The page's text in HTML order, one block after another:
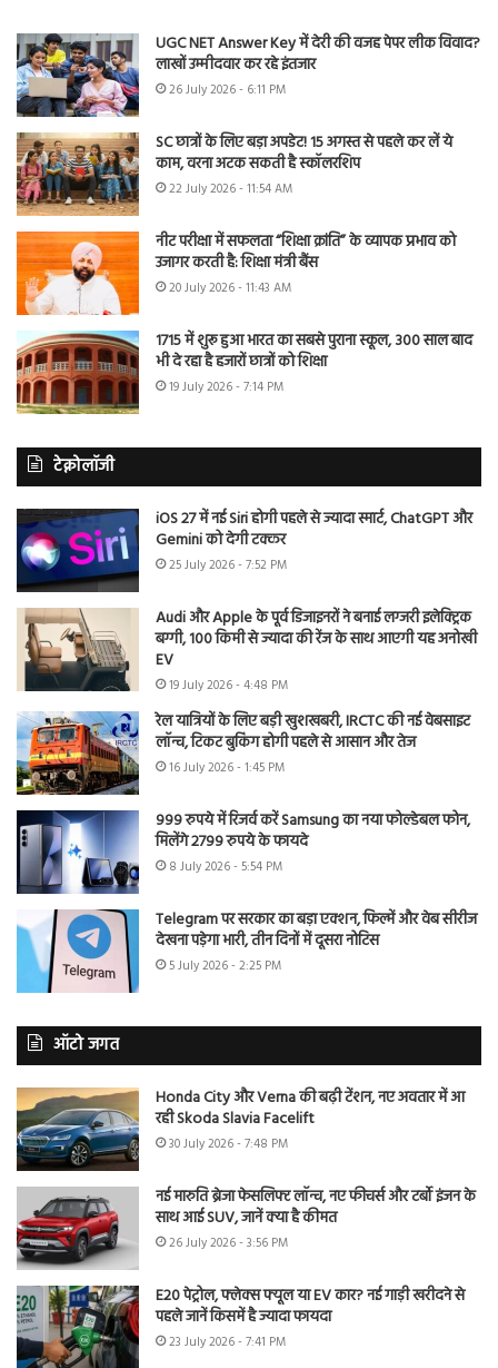
UGC NET Answer Key में देरी की वजह पेपर लीक विवाद?
लाखों उम्मीदवार कर रहे इंतजार
26 July 2026 - 6:11 PM
SC छात्रों के लिए बड़ा अपडेट! 15 अगस्त से पहले कर लें ये
काम, वरना अटक सकती है स्कॉलरशिप
22 July 2026 - 11:54 AM
नीट परीक्षा में सफलता “शिक्षा क्रांति” के व्यापक प्रभाव को
उजागर करती है: शिक्षा मंत्री बैंस
20 July 2026 - 11:43 AM
1715 में शुरू हुआ भारत का सबसे पुराना स्कूल, 300 साल बाद
भी दे रहा है हजारों छात्रों को शिक्षा
19 July 2026 - 7:14 PM
टेक्नोलॉजी
iOS 27 में नई Siri होगी पहले से ज्यादा स्मार्ट, ChatGPT और
Gemini को देगी टक्कर
25 July 2026 - 7:52 PM
Audi और Apple के पूर्व डिजाइनरों ने बनाई लग्जरी इलेक्ट्रिक
बग्गी, 100 किमी से ज्यादा की रेंज के साथ आएगी यह अनोखी
EV
19 July 2026 - 4:48 PM
रेल यात्रियों के लिए बड़ी खुशखबरी, IRCTC की नई वेबसाइट
लॉन्च, टिकट बुकिंग होगी पहले से आसान और तेज
16 July 2026 - 1:45 PM
999 रुपये में रिजर्व करें Samsung का नया फोल्डेबल फोन,
मिलेंगे 2799 रुपये के फायदे
8 July 2026 - 5:54 PM
Telegram पर सरकार का बड़ा एक्शन, फिल्में और वेब सीरीज
देखना पड़ेगा भारी, तीन दिनों में दूसरा नोटिस
5 July 2026 - 2:25 PM
ऑटो जगत
Honda City और Verna की बढ़ी टेंशन, नए अवतार में आ
रही Skoda Slavia Facelift
30 July 2026 - 7:48 PM
नई मारुति ब्रेजा फेसलिफ्ट लॉन्च, नए फीचर्स और टर्बो इंजन के
साथ आई SUV, जानें क्या है कीमत
26 July 2026 - 3:56 PM
E20 पेट्रोल, फ्लेक्स फ्यूल या EV कार? नई गाड़ी खरीदने से
पहले जानें किसमें है ज्यादा फायदा
23 July 2026 - 7:41 PM